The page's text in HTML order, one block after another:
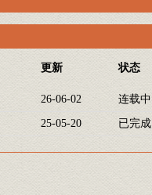
更新 状态
26-06-02 连载中
25-05-20 已完成